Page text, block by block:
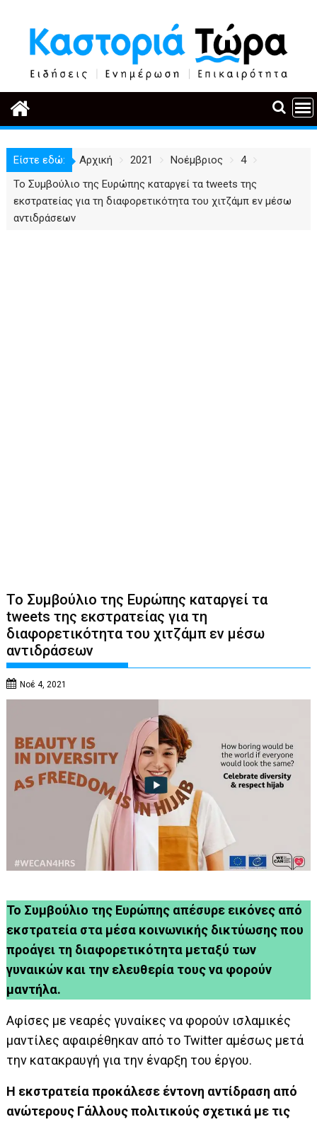
περιεχόμενο
Είστε εδώ: Αρχική 2021 Νοέμβριος
4
Το Συμβούλιο της Ευρώπης καταργεί τα tweets της
εκστρατείας για τη διαφορετικότητα του χιτζάμπ εν μέσω
αντιδράσεων
Το Συμβούλιο της Ευρώπης καταργεί τα
tweets της εκστρατείας για τη
διαφορετικότητα του χιτζάμπ εν μέσω
αντιδράσεων
Νοέ 4, 2021
Το Συμβούλιο της Ευρώπης απέσυρε εικόνες από
εκστρατεία στα μέσα κοινωνικής δικτύωσης που
προάγει τη διαφορετικότητα μεταξύ των
γυναικών και την ελευθερία τους να φορούν
μαντήλα.
Αφίσες με νεαρές γυναίκες να φορούν ισλαμικές
μαντίλες αφαιρέθηκαν από το Twitter αμέσως μετά
την κατακραυγή για την έναρξη του έργου.
Η εκστρατεία προκάλεσε έντονη αντίδραση από
ανώτερους Γάλλους πολιτικούς σχετικά με τις